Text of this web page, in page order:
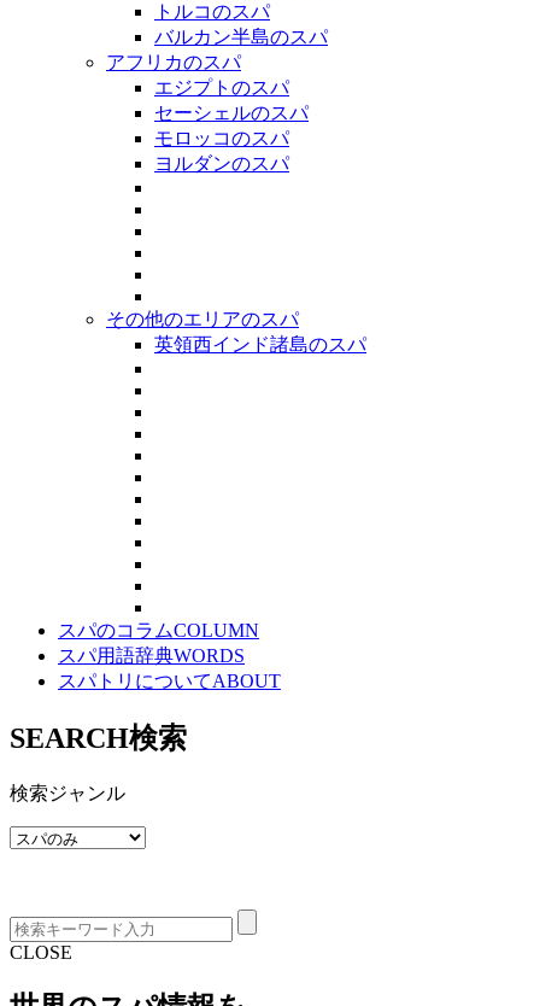
トルコのスパ
バルカン半島のスパ
アフリカのスパ
エジプトのスパ
セーシェルのスパ
モロッコのスパ
ヨルダンのスパ
その他のエリアのスパ
英領西インド諸島のスパ
スパのコラムCOLUMN
スパ用語辞典WORDS
スパトリについてABOUT
SEARCH検索
検索ジャンル
CLOSE